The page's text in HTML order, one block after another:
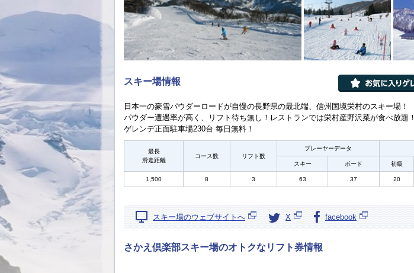
スキー場情報
日本一の豪雪パウダーロードが自慢の長野県の最北端、信州国境栄村のスキー場！
パウダー遭遇率が高く、リフト待ち無し！レストランでは栄村産野沢菜が食べ放題！
ゲレンデ正面駐車場230台 毎日無料！
最長
滑走距離
コース数 リフト数
プレーヤーデータ
スキー ボード 初級
1,500 8 3 63 37 20
スキー場のウェブサイトへ X facebook
さかえ倶楽部スキー場のオトクなリフト券情報